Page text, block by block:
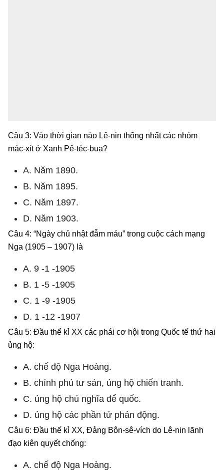
Câu 3: Vào thời gian nào Lê-nin thống nhất các nhóm
mác-xít ở Xanh Pê-téc-bua?
A. Năm 1890.
B. Năm 1895.
C. Năm 1897.
D. Năm 1903.
Câu 4: “Ngày chủ nhật đẫm máu” trong cuộc cách mạng
Nga (1905 – 1907) là
A. 9 -1 -1905
B. 1 -5 -1905
C. 1 -9 -1905
D. 1 -12 -1907
Câu 5: Đầu thể kỉ XX các phái cơ hội trong Quốc tế thứ hai
ủng hộ:
A. chế độ Nga Hoàng.
B. chính phủ tư sản, ủng hộ chiến tranh.
C. ủng hộ chủ nghĩa để quốc.
D. ủng hộ các phần tử phản động.
Câu 6: Đầu thế kỉ XX, Đảng Bôn-sê-vích do Lê-nin lãnh
đạo kiên quyết chống:
A. chế độ Nga Hoàng.